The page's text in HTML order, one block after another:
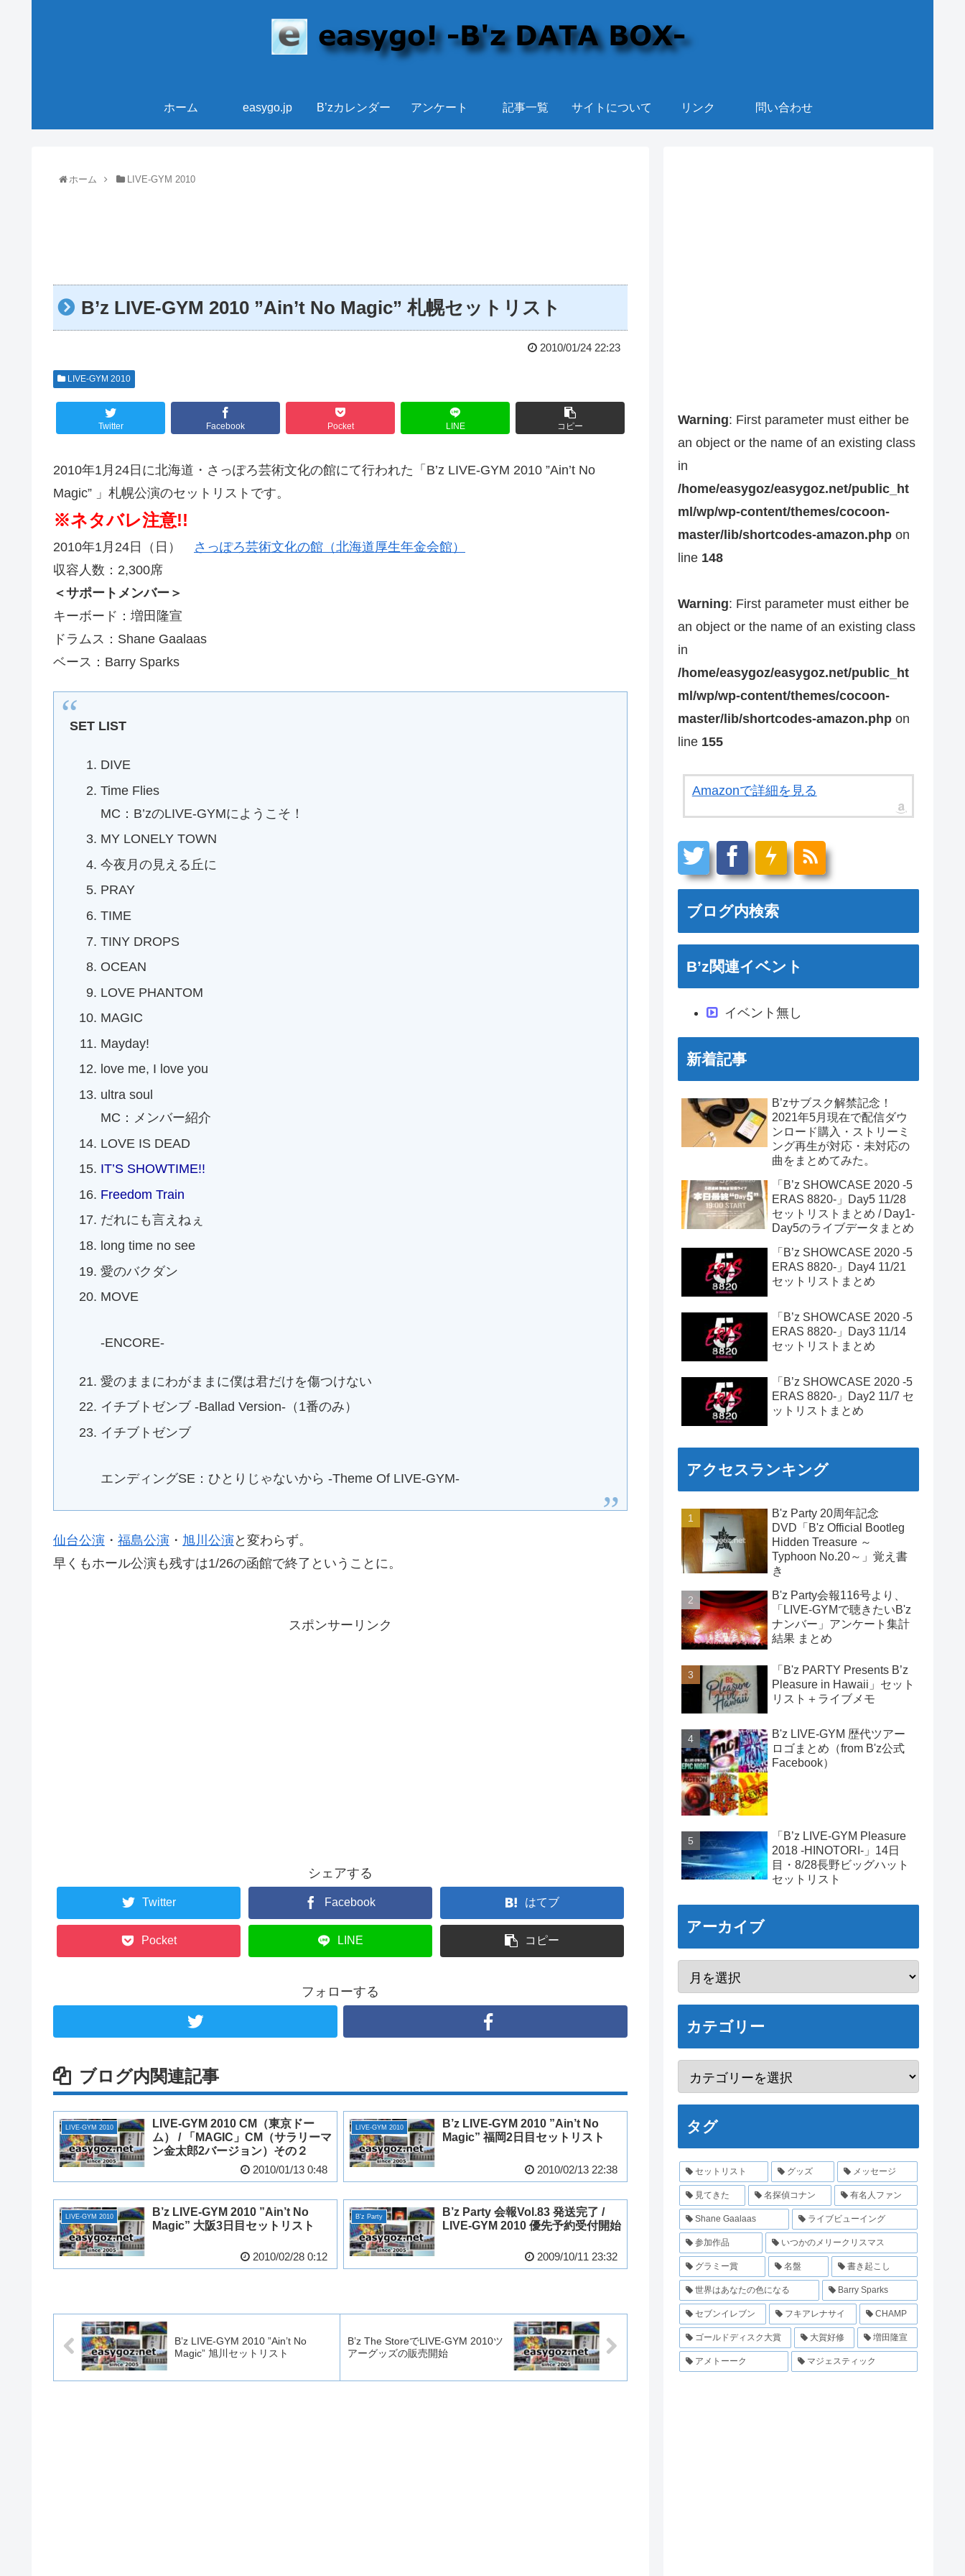
ホーム easygo.jp B’zカレンダー アンケート 記事一覧 サイトについて リンク 問い合わせ
ホーム LIVE-GYM 2010
B’z LIVE-GYM 2010 ”Ain’t No Magic” 札幌セットリスト
2010/01/24 22:23
LIVE-GYM 2010
Twitter Facebook Pocket LINE コピー
2010年1月24日に北海道・さっぽろ芸術文化の館にて行われた「B’z LIVE-GYM 2010 ”Ain’t No
Magic” 」札幌公演のセットリストです。
※ネタバレ注意!!
2010年1月24日（日） さっぽろ芸術文化の館（北海道厚生年金会館）
収容人数：2,300席
＜サポートメンバー＞
キーボード：増田隆宣
ドラムス：Shane Gaalaas
ベース：Barry Sparks
SET LIST
DIVE
Time Flies
MC：B’zのLIVE-GYMにようこそ！
MY LONELY TOWN
今夜月の見える丘に
PRAY
TIME
TINY DROPS
OCEAN
LOVE PHANTOM
MAGIC
Mayday!
love me, I love you
ultra soul
MC：メンバー紹介
LOVE IS DEAD
IT’S SHOWTIME!!
Freedom Train
だれにも言えねぇ
long time no see
愛のバクダン
MOVE
-ENCORE-
愛のままにわがままに僕は君だけを傷つけない
イチブトゼンブ -Ballad Version-（1番のみ）
イチブトゼンブ
エンディングSE：ひとりじゃないから -Theme Of LIVE-GYM-
仙台公演 ・ 福島公演 ・ 旭川公演 と変わらず。
早くもホール公演も残すは1/26の函館で終了ということに。
スポンサーリンク
シェアする
Twitter Facebook はてブ
Pocket LINE コピー
フォローする
ブログ内関連記事
LIVE-GYM 2010
LIVE-GYM 2010 CM（東京ドー
ム） / 「MAGIC」CM（サラリーマ
ン金太郎2バージョン）その２
2010/01/13 0:48
LIVE-GYM 2010
B’z LIVE-GYM 2010 ”Ain’t No
Magic” 福岡2日目セットリスト
2010/02/13 22:38
LIVE-GYM 2010
B’z LIVE-GYM 2010 ”Ain’t No
Magic” 大阪3日目セットリスト
2010/02/28 0:12
B'z Party
B’z Party 会報Vol.83 発送完了 /
LIVE-GYM 2010 優先予約受付開始
2009/10/11 23:32
B’z LIVE-GYM 2010 ”Ain’t No
Magic” 旭川セットリスト
B’z The StoreでLIVE-GYM 2010ツ
アーグッズの販売開始
Warning: First parameter must either be
an object or the name of an existing class
in
/home/easygoz/easygoz.net/public_ht
ml/wp/wp-content/themes/cocoon-
master/lib/shortcodes-amazon.php on
line 148
Warning: First parameter must either be
an object or the name of an existing class
in
/home/easygoz/easygoz.net/public_ht
ml/wp/wp-content/themes/cocoon-
master/lib/shortcodes-amazon.php on
line 155
Amazonで詳細を見る
ブログ内検索
B’z関連イベント
イベント無し
新着記事
B’zサブスク解禁記念！
2021年5月現在で配信ダウ
ンロード購入・ストリーミ
ング再生が対応・未対応の
曲をまとめてみた。
「B’z SHOWCASE 2020 -5
ERAS 8820-」Day5 11/28
セットリストまとめ / Day1-
Day5のライブデータまとめ
「B’z SHOWCASE 2020 -5
ERAS 8820-」Day4 11/21
セットリストまとめ
「B’z SHOWCASE 2020 -5
ERAS 8820-」Day3 11/14
セットリストまとめ
「B’z SHOWCASE 2020 -5
ERAS 8820-」Day2 11/7 セ
ットリストまとめ
アクセスランキング
B'z Party 20周年記念
DVD「B'z Official Bootleg
Hidden Treasure ～
Typhoon No.20～」覚え書
き
B'z Party会報116号より、
「LIVE-GYMで聴きたいB'z
ナンバー」アンケート集計
結果 まとめ
「B'z PARTY Presents B’z
Pleasure in Hawaii」セット
リスト＋ライブメモ
B'z LIVE-GYM 歴代ツアー
ロゴまとめ（from B'z公式
Facebook）
「B’z LIVE-GYM Pleasure
2018 -HINOTORI-」14日
目・8/28長野ビッグハット
セットリスト
アーカイブ
カテゴリー
タグ
セットリスト グッズ メッセージ
見てきた 名探偵コナン 有名人ファン
Shane Gaalaas ライブビューイング
参加作品 いつかのメリークリスマス
グラミー賞 名盤 書き起こし
世界はあなたの色になる Barry Sparks
セブンイレブン フキアレナサイ CHAMP
ゴールドディスク大賞 大賀好修 増田隆宣
アメトーーク マジェスティック